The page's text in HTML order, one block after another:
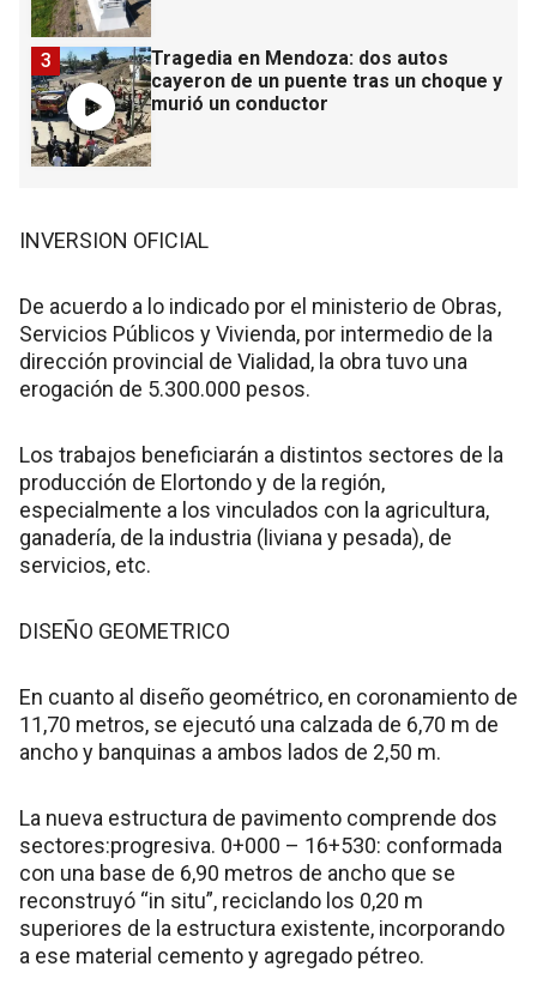
Tragedia en Mendoza: dos autos
cayeron de un puente tras un choque y
murió un conductor
3
INVERSION OFICIAL
De acuerdo a lo indicado por el ministerio de Obras,
Servicios Públicos y Vivienda, por intermedio de la
dirección provincial de Vialidad, la obra tuvo una
erogación de 5.300.000 pesos.
Los trabajos beneficiarán a distintos sectores de la
producción de Elortondo y de la región,
especialmente a los vinculados con la agricultura,
ganadería, de la industria (liviana y pesada), de
servicios, etc.
DISEÑO GEOMETRICO
En cuanto al diseño geométrico, en coronamiento de
11,70 metros, se ejecutó una calzada de 6,70 m de
ancho y banquinas a ambos lados de 2,50 m.
La nueva estructura de pavimento comprende dos
sectores:progresiva. 0+000 – 16+530: conformada
con una base de 6,90 metros de ancho que se
reconstruyó “in situ”, reciclando los 0,20 m
superiores de la estructura existente, incorporando
a ese material cemento y agregado pétreo.